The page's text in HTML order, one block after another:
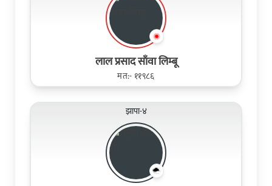
लाल प्रसाद साँवा लिम्बू
मत:- ११९८६
झापा-४